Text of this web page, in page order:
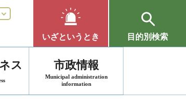
いざというとき 目的別検索
ス 市政情報
Municipal administration
information